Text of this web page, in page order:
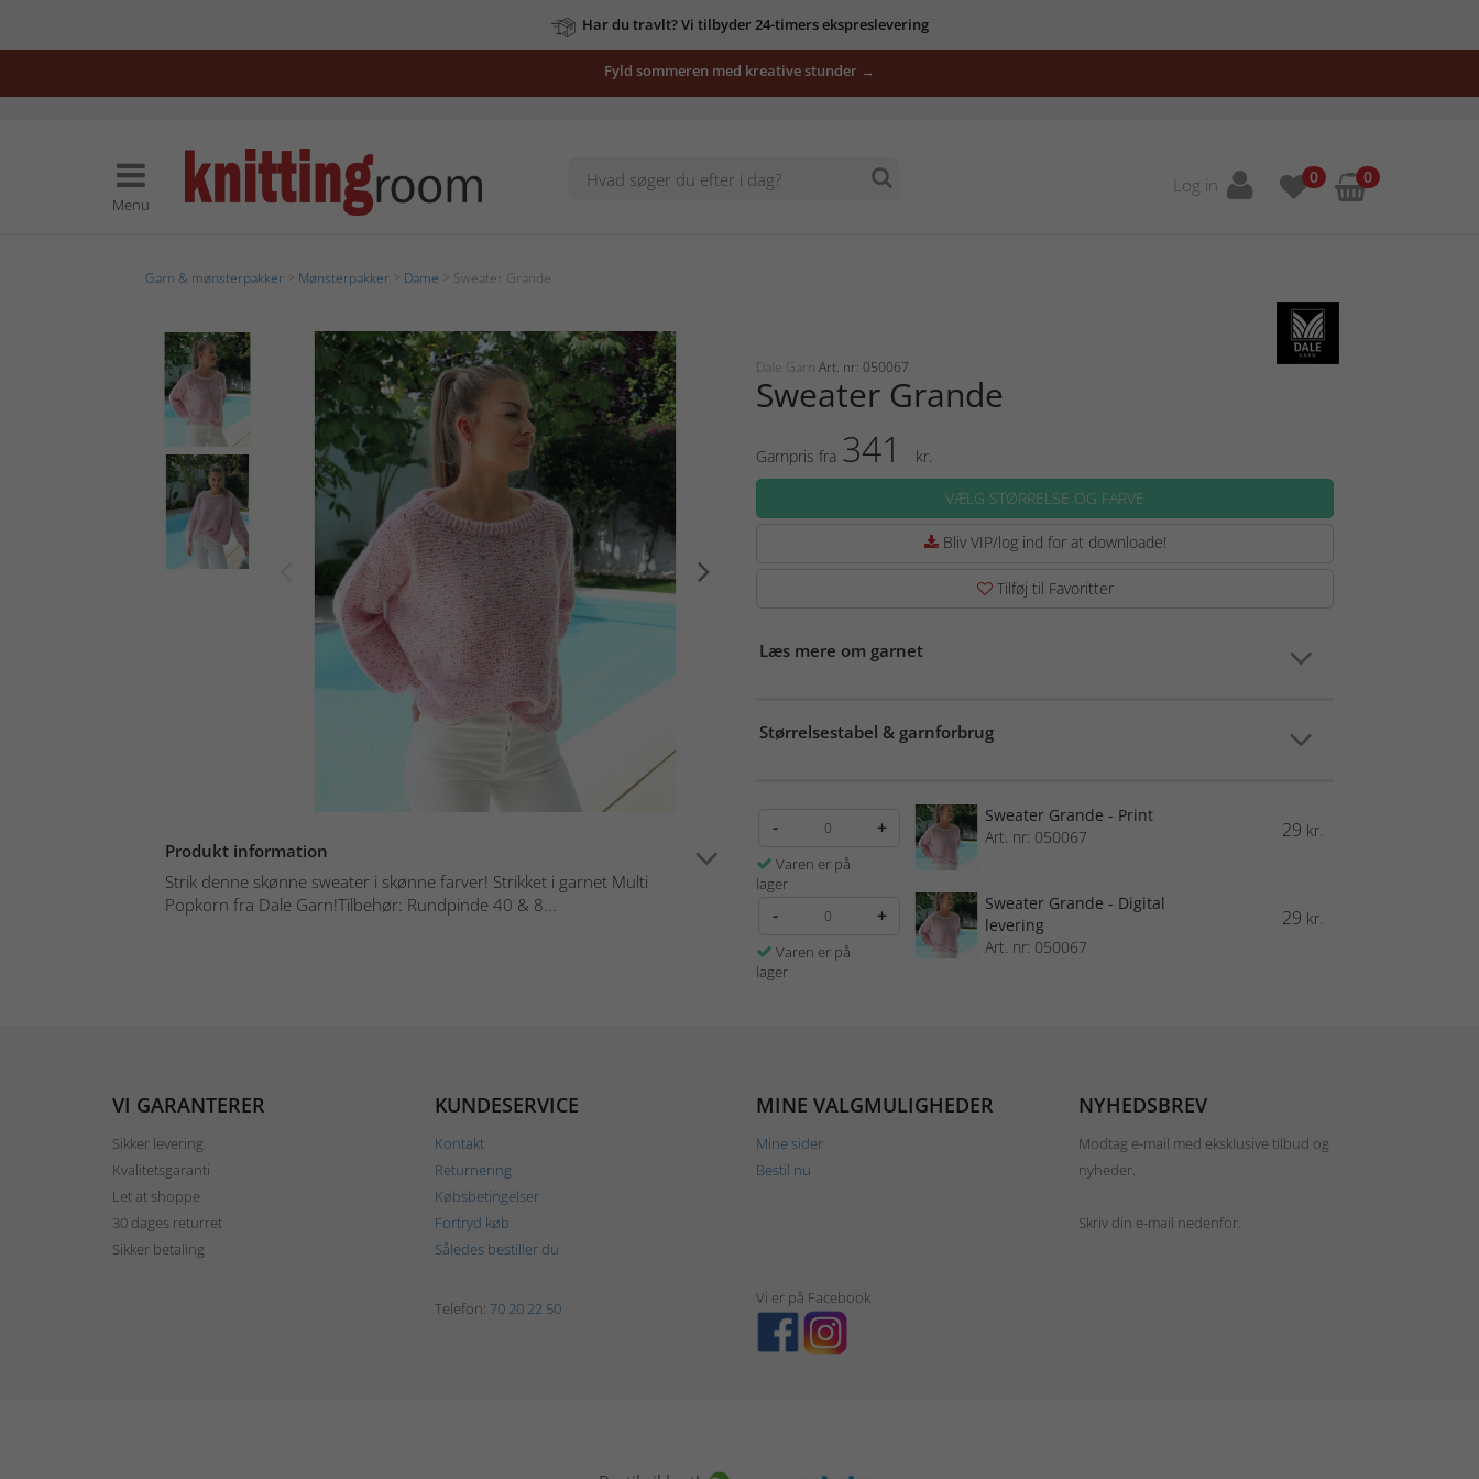
Har du travlt? Vi tilbyder 24-timers ekspreslevering
Fyld sommeren med kreative stunder →
Menu
Log in 0 0
Garn & mønsterpakker Mønsterpakker Dame > Sweater Grande
Produkt information
Strik denne skønne sweater i skønne farver! Strikket i garnet Multi
Popkorn fra Dale Garn!Tilbehør: Rundpinde 40 & 8...
Dale Garn Art. nr: 050067
Sweater Grande
Garnpris fra 341
kr.
VÆLG STØRRELSE OG FARVE
Bliv VIP/log ind for at downloade!
Tilføj til Favoritter
Læs mere om garnet
Størrelsestabel & garnforbrug
- +
Varen er på
lager
Sweater Grande - Print
Art. nr: 050067
29 kr.
- +
Varen er på
lager
Sweater Grande - Digital
levering
Art. nr: 050067
29 kr.
VI GARANTERER
Sikker levering
Kvalitetsgaranti
Let at shoppe
30 dages returret
Sikker betaling
KUNDESERVICE
Kontakt
Returnering
Købsbetingelser
Fortryd køb
Således bestiller du
MINE VALGMULIGHEDER
Mine sider
Bestil nu
NYHEDSBREV
Modtag e-mail med eksklusive tilbud og
nyheder.
Skriv din e-mail nedenfor.
Telefon: 70 20 22 50
Vi er på Facebook